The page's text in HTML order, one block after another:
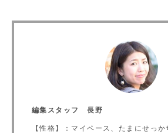
編集スタッフ 長野
【性格】：マイペース、たまにせっか